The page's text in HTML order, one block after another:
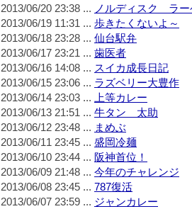
2013/06/20 23:38 ... ノルディスク ラー
2013/06/19 11:31 ... 歩きたくないよ～
2013/06/18 23:28 ... 仙台駅弁
2013/06/17 23:21 ... 歯医者
2013/06/16 14:08 ... スイカ成長日記
2013/06/15 23:06 ... ラズベリー大豊作
2013/06/14 23:03 ...
上等カレー
2013/06/13 21:51 ... 牛タン 太助
2013/06/12 23:48 ... まめぶ
2013/06/11 23:45 ... 盛岡冷麺
2013/06/10 23:44 ... 阪神首位！
2013/06/09 21:48 ... 今年のチャレンジ
2013/06/08 23:45 ... 787復活
2013/06/07 23:59 ... ジャンカレー